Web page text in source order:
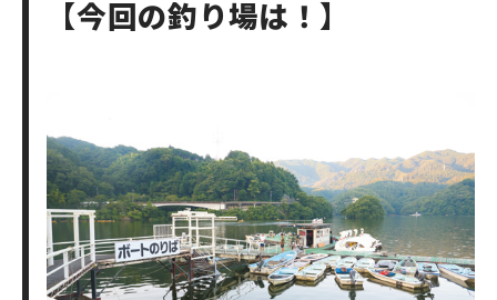
【今回の釣り場は！】